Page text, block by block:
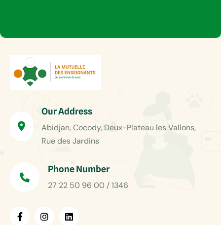
Our Address
Abidjan, Cocody, Deux-Plateau les Vallons,
Rue des Jardins
Phone Number
27 22 50 96 00 / 1346